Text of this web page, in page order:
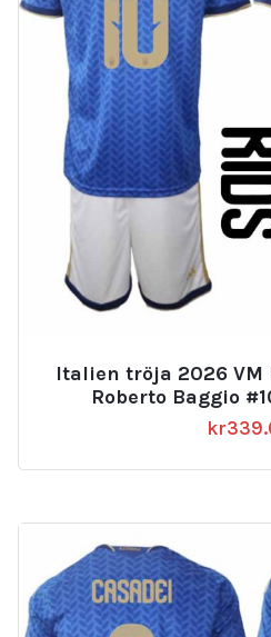
Italien tröja 2026
Roberto Baggio
kr